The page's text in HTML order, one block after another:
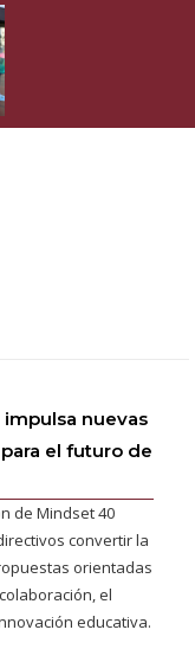
nuevas
el futuro de
de Mindset 40
convertir la
orientadas
el
educativa.